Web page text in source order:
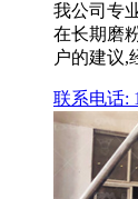
我公司专
在长期磨
户的建议,
联系电话: